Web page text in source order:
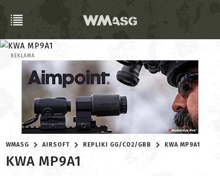
REKLAMA
WMASG AIRSOFT REPLIKI GG/CO2/GBB KWA MP9A1
KWA MP9A1